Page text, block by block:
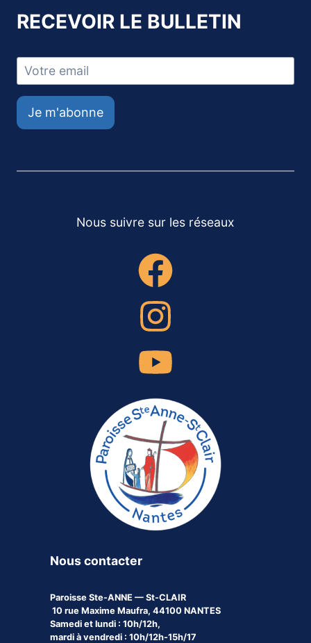
RECEVOIR LE BULLETIN
Je m'abonne
Nous suivre sur les réseaux
Nous contacter
Paroisse Ste-ANNE — St-CLAIR
10 rue Maxime Maufra, 44100 NANTES
Samedi et lundi : 10h/12h,
mardi à vendredi : 10h/12h-15h/17